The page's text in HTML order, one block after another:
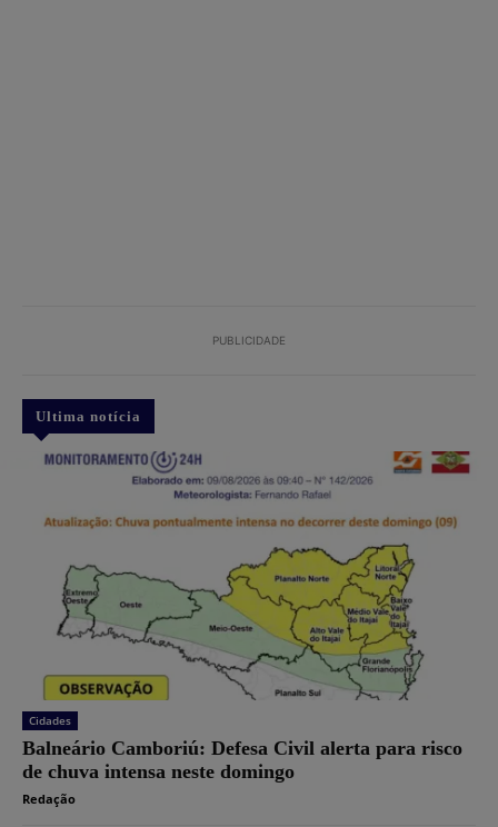
PUBLICIDADE
Ultima notícia
Cidades
Balneário Camboriú: Defesa Civil alerta para risco
de chuva intensa neste domingo
Redação